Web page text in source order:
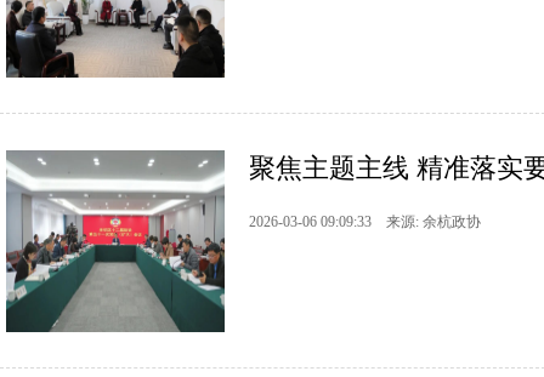
聚焦主题主线 精准落实
2026-03-06 09:09:33 来源: 余杭政协